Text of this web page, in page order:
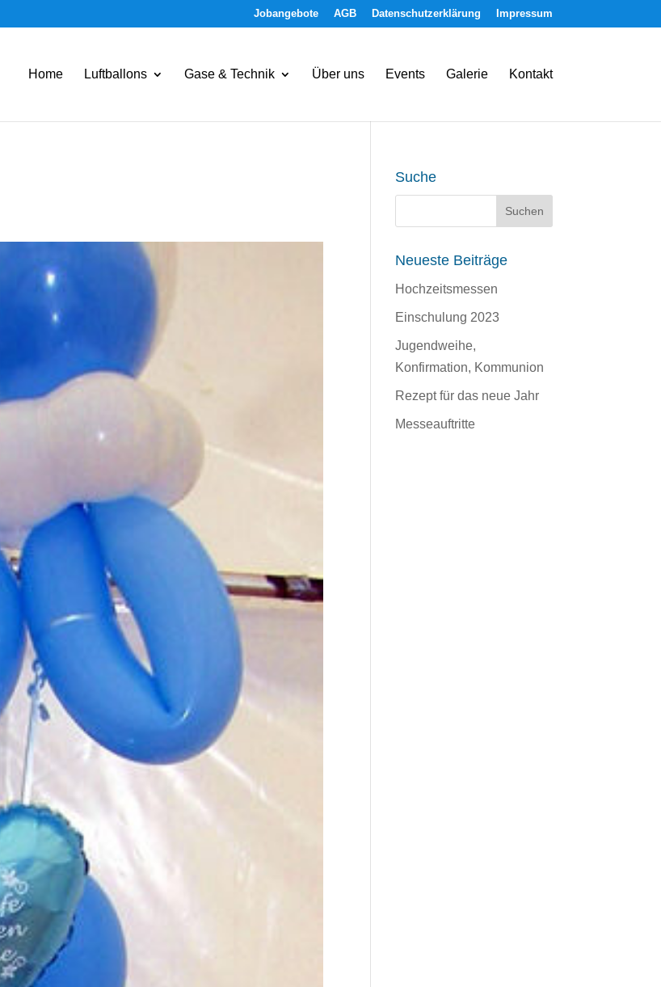
Jobangebote AGB Datenschutzerklärung Impressum
Home Luftballons Gase & Technik Über uns Events Galerie Kontakt
Suche
Neueste Beiträge
Hochzeitsmessen
Einschulung 2023
Jugendweihe,
Konfirmation, Kommunion
Rezept für das neue Jahr
Messeauftritte